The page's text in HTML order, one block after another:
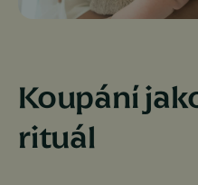
Koupání
rituál